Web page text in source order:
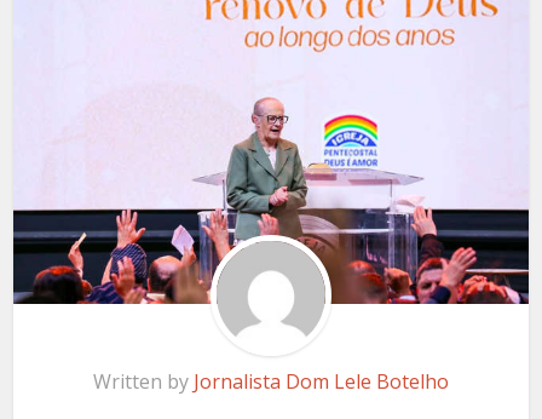
Written by Jornalista Dom Lele Botelho